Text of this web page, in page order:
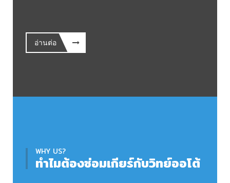
อ่านต่อ
WHY US?
ทำไมต้องซ่อมเกียร์กับวิทย์ออโต้